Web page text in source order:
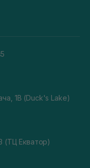
1В (Duck's Lake)
(ТЦ Екватор)